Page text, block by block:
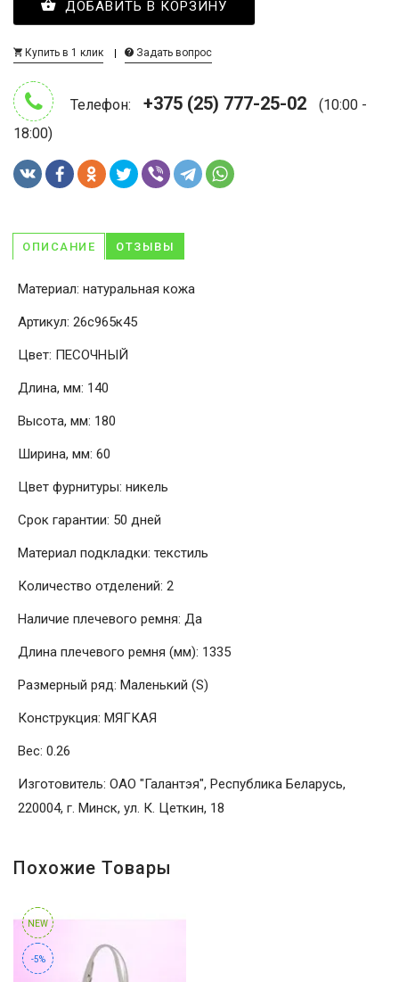
ДОБАВИТЬ В КОРЗИНУ
Купить в 1 клик Задать вопрос
Телефон: +375 (25) 777-25-02
(10:00 -
18:00)
ОПИСАНИЕ ОТЗЫВЫ
Материал: натуральная кожа
Артикул: 26с965к45
Цвет: ПЕСОЧНЫЙ
Длина, мм: 140
Высота, мм: 180
Ширина, мм: 60
Цвет фурнитуры: никель
Срок гарантии: 50 дней
Материал подкладки: текстиль
Количество отделений: 2
Наличие плечевого ремня: Да
Длина плечевого ремня (мм): 1335
Размерный ряд: Маленький (S)
Конструкция: МЯГКАЯ
Вес: 0.26
Изготовитель: ОАО "Галантэя", Республика Беларусь,
220004, г. Минск, ул. К. Цеткин, 18
Похожие Товары
NEW
-5%